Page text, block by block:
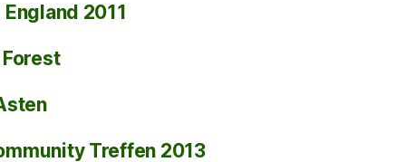
England 2011
Treffen 2013